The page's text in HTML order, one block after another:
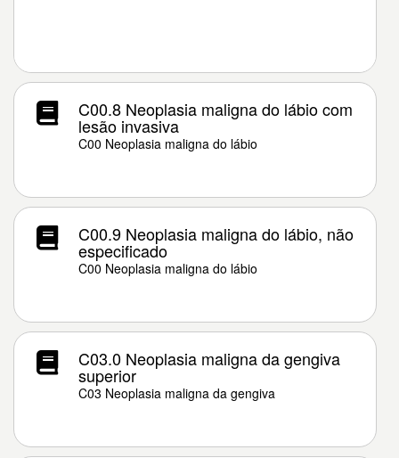
C00.8 Neoplasia maligna do lábio com
lesão invasiva
C00 Neoplasia maligna do lábio
C00.9 Neoplasia maligna do lábio, não
especificado
C00 Neoplasia maligna do lábio
C03.0 Neoplasia maligna da gengiva
superior
C03 Neoplasia maligna da gengiva